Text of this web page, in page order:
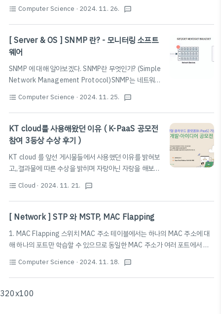
비스라는 용어자체가 조금 생소할 수 있는데 사전적 의미
로는 다음과 같다.디렉터리 서비스 – 네트워크 내에 분산
되어 있는 디렉터리를 일원적으로 관리하여, 디렉터리에
수용되어 있는 정보의 검색, 변경, 추가, 삭제 등 디렉터리
는 기능 단위 쉽게 말해 네트워크 내에 여러 디렉터리 (사
용자에 관한 데이터, 프린터, 서버, 데이터베이스, 그룹, 컴
퓨터, 보안 정책등과 같은 Object) 들을 모아 중앙에서 관
format_list_bulleted Computer Science · 2024. 11. 26. textsms
[ Server & OS ] SNMP 란? - 모니터링 소프트
웨어
SNMP 에 대해 알아보겠다. SNMP란 무엇인가? (Simple
Network Management Protocol)SNMP는 네트워크
는데 도움이 되는 표준 통신 프로토콜이다.UDP 상에 정의
된 응용계층 표준 프로토콜이다. SNMP 는 7계층 프로토
콜이며, UDP 를 사용한다. SNMP 는 MIB (
management information base) 로 알려진 간단한
는 SNMP 로 관리할 수 있는 개체와, 해당 개체에 대해 수
집할 수 있는 관리 정보를 정의한다.SNMP 지원 장치에는
SNMP 관리 소프트웨어에서 쿼리할 수 있는 MIB 가 내장
format_list_bulleted Computer Science · 2024. 11. 25. textsms
KT cloud를 사용해왔던 이유 ( K-PaaS 공모전
참여 3등상 수상 후기 )
KT cloud 를 앞선 게시물들에서 사용했던 이유를 밝혀보
고,,결과물에 따른 수상을 밝히며 자랑아닌 자랑을 해보고
반 공모전입니다. 사실 이 공모전이 있다는건 작년즈음부
터 클라우드 관련 대회를 찾아보다가 발견하였지만, 거의
행사 막바지에 알게되어 따로 도전하지는 않았었습니
존에 많이 쓰이는 aws 플랫폼이 아닌 KPaaS 클라우드
플랫폼을 이용할 기회는 흔치 않다고 생각해 도전하게 되
었습니다. 멤버 모을때에도 이부분을 강조한듯 .. ㅎ 클라
학생 & 취준생이었기 때문에 긴 시간에..
format_list_bulleted Cloud · 2024. 11. 21. textsms
[ Network ] STP 와 MSTP, MAC Flapping
1. MAC Flapping 스위치 MAC 주소 테이블에서는 하나의 MAC 주소에 대
해 하나의 포트만 학습할 수 있으므로 동일한 MAC 주소가 여러 포트에서 학
상을 MAC 어드레스 플래핑(MAC Address Flapping)이라고 부른다. 2.
STP 와 MSTP STP란? STP 가 스위치를 결정하기 위한 프로토콜인데, 이를
확장해서 나온 개념이다.지점과 지점을 WAN 구간으로 연결을 할 때효율적으
format_list_bulleted Computer Science · 2024. 11. 18. textsms
320x100